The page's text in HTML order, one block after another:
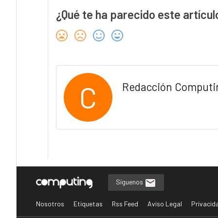
¿Qué te ha parecido este
C Redacción
Síguenos
Nosotros Etiquetas Rss Feed Aviso Legal